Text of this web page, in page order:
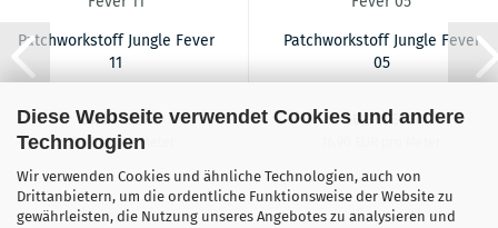
Diese Webseite verwendet Cookies und andere
Technologien
Wir verwenden Cookies und ähnliche Technologien, auch von
Drittanbietern, um die ordentliche Funktionsweise der Website zu
gewährleisten, die Nutzung unseres Angebotes zu analysieren und
Patchworkstoff Jungle Fever
11
16,90 EUR
16,90 EUR pro Meter
Patchworkstoff Jungle Fever
05
16,90 EUR